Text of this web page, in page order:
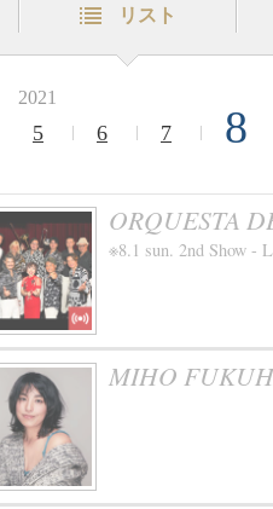
リスト
2021
5 6 7 8
ORQUESTA
※8.1 sun. 2nd Show -
MIHO